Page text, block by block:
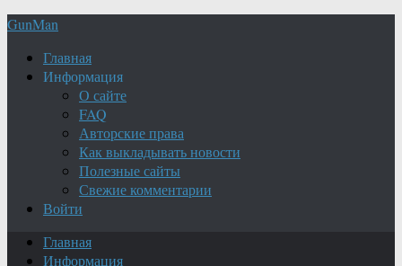
GunMan
Главная
Информация
О сайте
FAQ
Авторские права
Как выкладывать новости
Полезные сайты
Свежие комментарии
Войти
Главная
Информация